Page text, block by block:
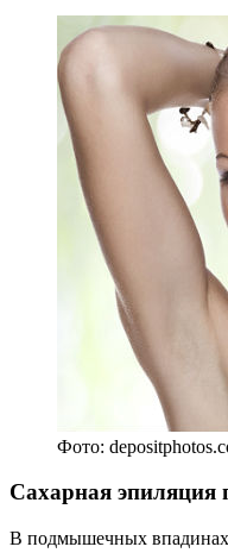
Фото:
Сахарная
В подмышечных впадинах